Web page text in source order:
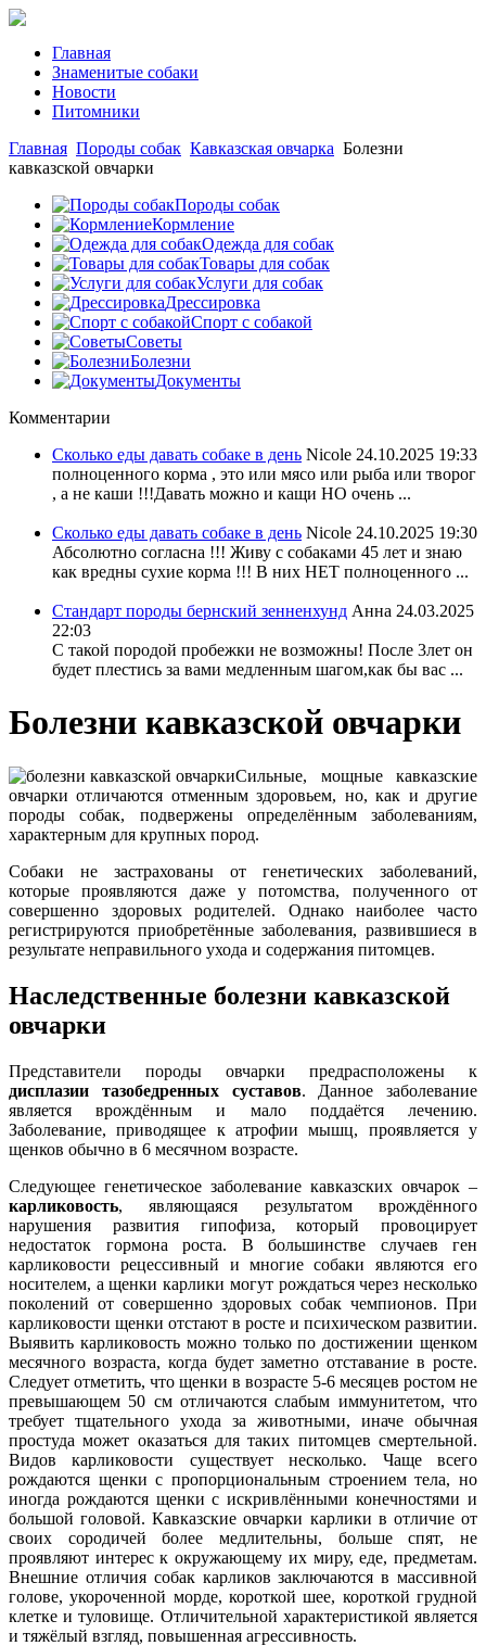
Главная
Знаменитые собаки
Новости
Питомники
Главная Породы собак Кавказская овчарка Болезни
кавказской овчарки
Породы собак
Кормление
Одежда для собак
Товары для собак
Услуги для собак
Дрессировка
Спорт с собакой
Советы
Болезни
Документы
Комментарии
Сколько еды давать собаке в день Nicole 24.10.2025 19:33
полноценного корма , это или мясо или рыба или творог
, а не каши !!!Давать можно и кащи НО очень ...
Сколько еды давать собаке в день Nicole 24.10.2025 19:30
Абсолютно согласна !!! Живу с собаками 45 лет и знаю
как вредны сухие корма !!! В них НЕТ полноценного ...
Стандарт породы бернский зенненхунд Анна 24.03.2025
22:03
С такой породой пробежки не возможны! После 3лет он
будет плестись за вами медленным шагом,как бы вас ...
Болезни кавказской овчарки
Сильные, мощные кавказские
овчарки отличаются отменным здоровьем, но, как и другие
породы собак, подвержены определённым заболеваниям,
характерным для крупных пород.
Собаки не застрахованы от генетических заболеваний,
которые проявляются даже у потомства, полученного от
совершенно здоровых родителей. Однако наиболее часто
регистрируются приобретённые заболевания, развившиеся в
результате неправильного ухода и содержания питомцев.
Наследственные болезни кавказской
овчарки
Представители породы овчарки предрасположены к
дисплазии тазобедренных суставов. Данное заболевание
является врождённым и мало поддаётся лечению.
Заболевание, приводящее к атрофии мышц, проявляется у
щенков обычно в 6 месячном возрасте.
Следующее генетическое заболевание кавказских овчарок –
карликовость, являющаяся результатом врождённого
нарушения развития гипофиза, который провоцирует
недостаток гормона роста. В большинстве случаев ген
карликовости рецессивный и многие собаки являются его
носителем, а щенки карлики могут рождаться через несколько
поколений от совершенно здоровых собак чемпионов. При
карликовости щенки отстают в росте и психическом развитии.
Выявить карликовость можно только по достижении щенком
месячного возраста, когда будет заметно отставание в росте.
Следует отметить, что щенки в возрасте 5-6 месяцев ростом не
превышающем 50 см отличаются слабым иммунитетом, что
требует тщательного ухода за животными, иначе обычная
простуда может оказаться для таких питомцев смертельной.
Видов карликовости существует несколько. Чаще всего
рождаются щенки с пропорциональным строением тела, но
иногда рождаются щенки с искривлёнными конечностями и
большой головой. Кавказские овчарки карлики в отличие от
своих сородичей более медлительны, больше спят, не
проявляют интерес к окружающему их миру, еде, предметам.
Внешние отличия собак карликов заключаются в массивной
голове, укороченной морде, короткой шее, короткой грудной
клетке и туловище. Отличительной характеристикой является
и тяжёлый взгляд, повышенная агрессивность.